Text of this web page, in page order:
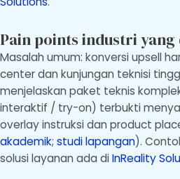
Pain points industri yang
Masalah umum: konversi upsell
center dan kunjungan teknisi
menjelaskan paket teknis
interaktif / try-on) terbukti
overlay instruksi dan product
akademik; studi lapangan).
solusi layanan ada di InReality